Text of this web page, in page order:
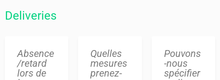
Deliveries
Absence
/retard
lors de
Quelles
mesures
prenez-
Pouvons
-nous
spécifier